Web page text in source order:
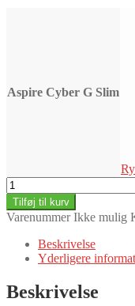
Aspire Cyber G Slim
Aspire
Cyber
G
Slim
antal
Tilføj til kurv
VarenummerIkke mulig
Beskrivelse
Yderligere
Beskrivelse